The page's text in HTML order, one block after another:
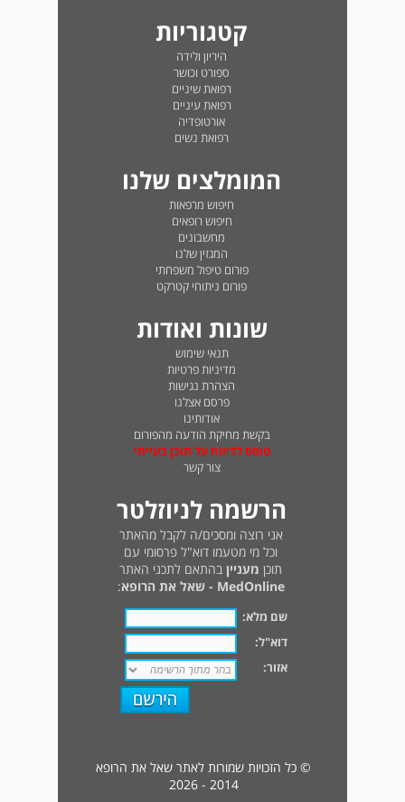
קטגוריות
היריון ולידה
ספורט וכושר
רפואת שיניים
רפואת עיניים
אורטופדיה
רפואת נשים
המומלצים שלנו
חיפוש מרפאות
חיפוש רופאים
מחשבונים
המגזין שלנו
פורום טיפול משפחתי
פורום ניתוחי קטרקט
שונות ואודות
תנאי שימוש
מדיניות פרטיות
הצהרת נגישות
פרסם אצלנו
אודותינו
בקשת מחיקת הודעה מהפורום
טופס לדיווח על תוכן בעייתי
צור קשר
הרשמה לניוזלטר
אני רוצה ומסכים/ה לקבל מהאתר
וכל מי מטעמו דוא"ל פרסומי עם
תוכן מעניין בהתאם לתכני האתר
MedOnline - שאל את הרופא
:
שם מלא:
דוא"ל:
אזור:
© כל הזכויות שמורות לאתר שאל את הרופא
2014 - 2026